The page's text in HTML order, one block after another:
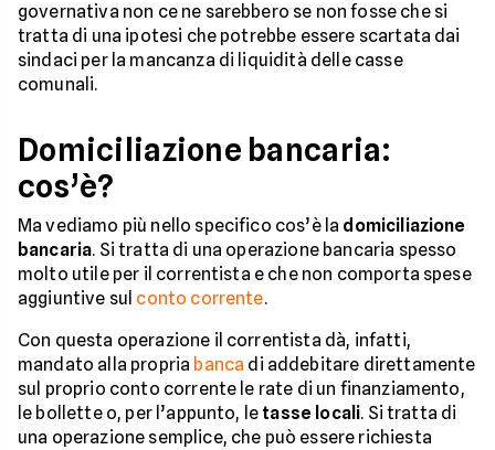
governativa non ce ne sarebbero se non fosse che si
tratta di una ipotesi che potrebbe essere scartata dai
sindaci per la mancanza di liquidità delle casse
comunali.
Domiciliazione bancaria:
cos’è?
Ma vediamo più nello specifico cos’è la domiciliazione
bancaria. Si tratta di una operazione bancaria spesso
molto utile per il correntista e che non comporta spese
aggiuntive sul conto corrente.
Con questa operazione il correntista dà, infatti,
mandato alla propria banca di addebitare direttamente
sul proprio conto corrente le rate di un finanziamento,
le bollette o, per l’appunto, le tasse locali. Si tratta di
una operazione semplice, che può essere richiesta